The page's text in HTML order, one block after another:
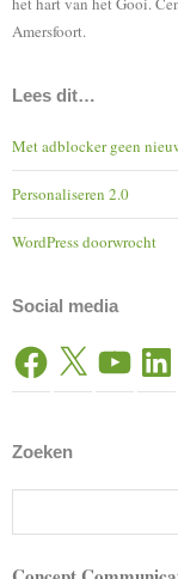
Amersfoort.
Lees dit…
Met adblocker geen
Personaliseren 2.0
WordPress doorwrocht
Social media
Facebook
X YouTube
Zoeken